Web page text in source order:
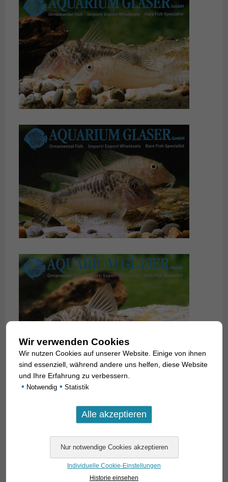
Wir verwenden Cookies
Wir nutzen Cookies auf unserer Website. Einige von ihnen
sind essenziell, während andere uns helfen, diese Website
und Ihre Erfahrung zu verbessern.
• Notwendig • Statistik
Individuelle Cookie-Einstellungen
Historie einsehen